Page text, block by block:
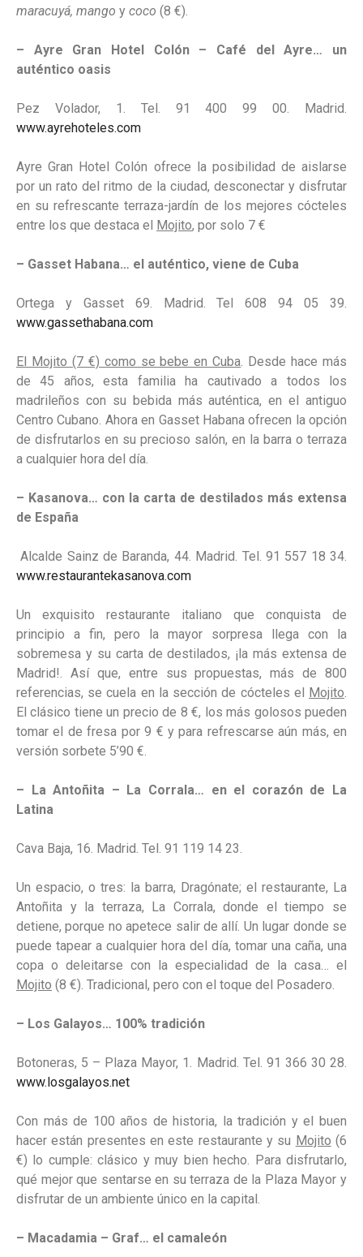
maracuyá, mango y coco (8 €).
– Ayre Gran Hotel Colón – Café del Ayre… un
auténtico oasis
Pez Volador, 1. Tel. 91 400 99 00. Madrid.
www.ayrehoteles.com
Ayre Gran Hotel Colón ofrece la posibilidad de aislarse
por un rato del ritmo de la ciudad, desconectar y disfrutar
en su refrescante terraza-jardín de los mejores cócteles
entre los que destaca el Mojito, por solo 7 €
– Gasset Habana… el auténtico, viene de Cuba
Ortega y Gasset 69. Madrid. Tel 608 94 05 39.
www.gassethabana.com
El Mojito (7 €) como se bebe en Cuba. Desde hace más
de 45 años, esta familia ha cautivado a todos los
madrileños con su bebida más auténtica, en el antiguo
Centro Cubano. Ahora en Gasset Habana ofrecen la opción
de disfrutarlos en su precioso salón, en la barra o terraza
a cualquier hora del día.
– Kasanova… con la carta de destilados más extensa
de España
Alcalde Sainz de Baranda, 44. Madrid. Tel. 91 557 18 34.
www.restaurantekasanova.com
Un exquisito restaurante italiano que conquista de
principio a fin, pero la mayor sorpresa llega con la
sobremesa y su carta de destilados, ¡la más extensa de
Madrid!. Así que, entre sus propuestas, más de 800
referencias, se cuela en la sección de cócteles el Mojito.
El clásico tiene un precio de 8 €, los más golosos pueden
tomar el de fresa por 9 € y para refrescarse aún más, en
versión sorbete 5’90 €.
– La Antoñita – La Corrala… en el corazón de La
Latina
Cava Baja, 16. Madrid. Tel. 91 119 14 23.
Un espacio, o tres: la barra, Dragónate; el restaurante, La
Antoñita y la terraza, La Corrala, donde el tiempo se
detiene, porque no apetece salir de allí. Un lugar donde se
puede tapear a cualquier hora del día, tomar una caña, una
copa o deleitarse con la especialidad de la casa… el
Mojito (8 €). Tradicional, pero con el toque del Posadero.
– Los Galayos… 100% tradición
Botoneras, 5 – Plaza Mayor, 1. Madrid. Tel. 91 366 30 28.
www.losgalayos.net
Con más de 100 años de historia, la tradición y el buen
hacer están presentes en este restaurante y su Mojito (6
€) lo cumple: clásico y muy bien hecho. Para disfrutarlo,
qué mejor que sentarse en su terraza de la Plaza Mayor y
disfrutar de un ambiente único en la capital.
– Macadamia – Graf… el camaleón